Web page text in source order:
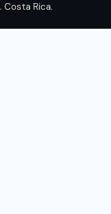
. Costa Rica.